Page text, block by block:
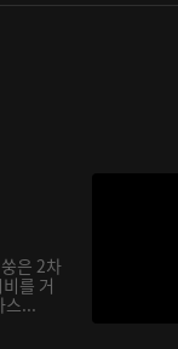
은 2차
를 거
스...